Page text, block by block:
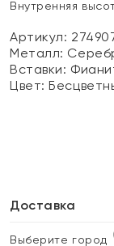
Внутренняя
Артикул:
Металл:
Вставки:
Цвет:
Доставка
Выберите город